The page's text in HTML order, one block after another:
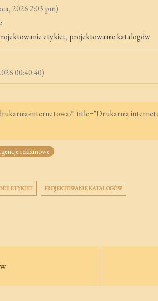
2026 2:03 pm)
etykiet, projektowanie katalogów
00:40:40)
reklamowe
ETYKIET PROJEKTOWANIE KATALOGÓW